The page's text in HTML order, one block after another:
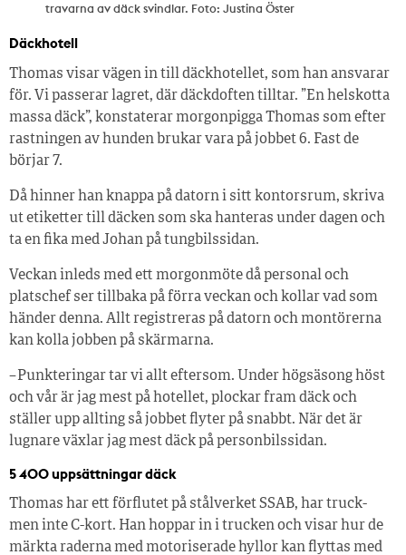
travarna av däck svindlar. Foto: Justina Öster
Däckhotell
Thomas visar vägen in till däckhotellet, som han ansvarar
för. Vi passerar lagret, där däckdoften tilltar. ”En helskotta
massa däck”, konstaterar morgonpigga Thomas som efter
rastningen av hunden brukar vara på jobbet 6. Fast de
börjar 7.
Då hinner han knappa på datorn i sitt kontorsrum, skriva
ut etiketter till däcken som ska hanteras under dagen och
ta en fika med Johan på tungbilssidan.
Veckan inleds med ett morgonmöte då personal och
platschef ser tillbaka på förra veckan och kollar vad som
händer denna. Allt registreras på datorn och montörerna
kan kolla jobben på skärmarna.
– Punkteringar tar vi allt eftersom. Under högsäsong höst
och vår är jag mest på hotellet, plockar fram däck och
ställer upp allting så jobbet flyter på snabbt. När det är
lugnare växlar jag mest däck på personbilssidan.
5 400 uppsättningar däck
Thomas har ett förflutet på stålverket SSAB, har truck-
men inte C-kort. Han hoppar in i trucken och visar hur de
märkta raderna med motoriserade hyllor kan flyttas med